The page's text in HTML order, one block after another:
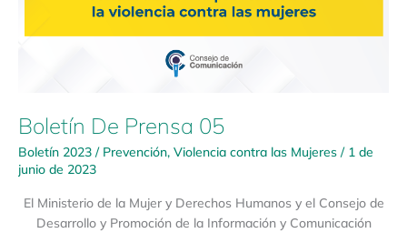
Boletín De Prensa 05
Boletín 2023 / Prevención, Violencia contra las Mujeres / 1 de
junio de 2023
El Ministerio de la Mujer y Derechos Humanos y el Consejo de
Desarrollo y Promoción de la Información y Comunicación